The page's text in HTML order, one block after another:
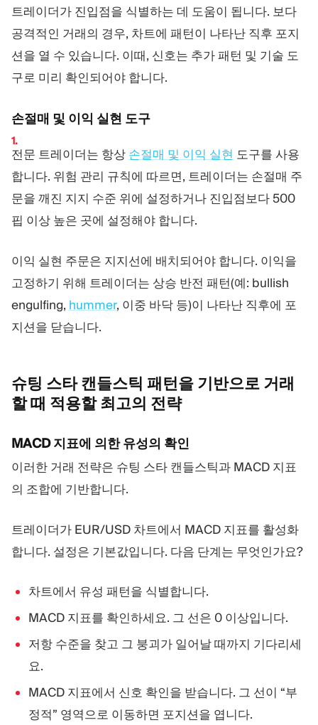
트레이더가 진입점을 식별하는 데 도움이 됩니다. 보다
공격적인 거래의 경우, 차트에 패턴이 나타난 직후 포지
션을 열 수 있습니다. 이때, 신호는 추가 패턴 및 기술 도
구로 미리 확인되어야 합니다.
손절매 및 이익 실현 도구
전문 트레이더는 항상 손절매 및 이익 실현 도구를 사용
합니다. 위험 관리 규칙에 따르면, 트레이더는 손절매 주
문을 깨진 지지 수준 위에 설정하거나 진입점보다 500
핍 이상 높은 곳에 설정해야 합니다.
이익 실현 주문은 지지선에 배치되어야 합니다. 이익을
고정하기 위해 트레이더는 상승 반전 패턴(예: bullish
engulfing, hummer, 이중 바닥 등)이 나타난 직후에 포
지션을 닫습니다.
슈팅 스타 캔들스틱 패턴을 기반으로 거래
할 때 적용할 최고의 전략
MACD 지표에 의한 유성의 확인
이러한 거래 전략은 슈팅 스타 캔들스틱과 MACD 지표
의 조합에 기반합니다.
트레이더가 EUR/USD 차트에서 MACD 지표를 활성화
합니다. 설정은 기본값입니다. 다음 단계는 무엇인가요?
차트에서 유성 패턴을 식별합니다.
MACD 지표를 확인하세요. 그 선은 0 이상입니다.
저항 수준을 찾고 그 붕괴가 일어날 때까지 기다리세
요.
MACD 지표에서 신호 확인을 받습니다. 그 선이 “부
정적” 영역으로 이동하면 포지션을 엽니다.